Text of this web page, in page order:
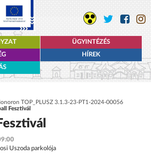
ÜGYINTÉZÉS
HÍREK
TOP_PLUSZ 3.1.3-23-PT1-2024-00056
Fesztivál
Uszoda parkolója